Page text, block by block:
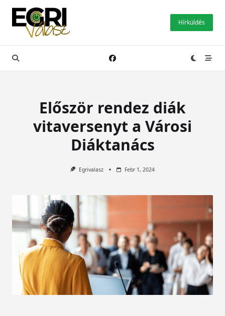
Skip
content
Hírküldés
Először rendez diák
vitaversenyt a Városi
Diáktanács
Egrivalasz Febr 1, 2024